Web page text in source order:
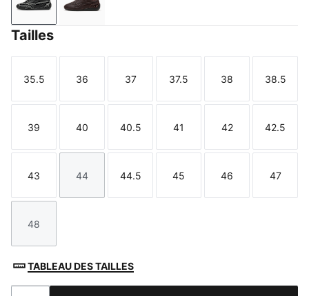
PUMA Black-Frosted Ivory
Kona Brown-PUMA Black
Tailles
Taille
35.5
Taille
36
Taille
37
Taille
37.5
Taille
38
Taille
38.5
Taille
39
Taille
40
Taille
40.5
Taille
41
Taille
42
Taille
42.5
Taille
43
Taille
44
Taille
44.5
Taille
45
Taille
46
Taille
47
Taille
48
TABLEAU DES TAILLES